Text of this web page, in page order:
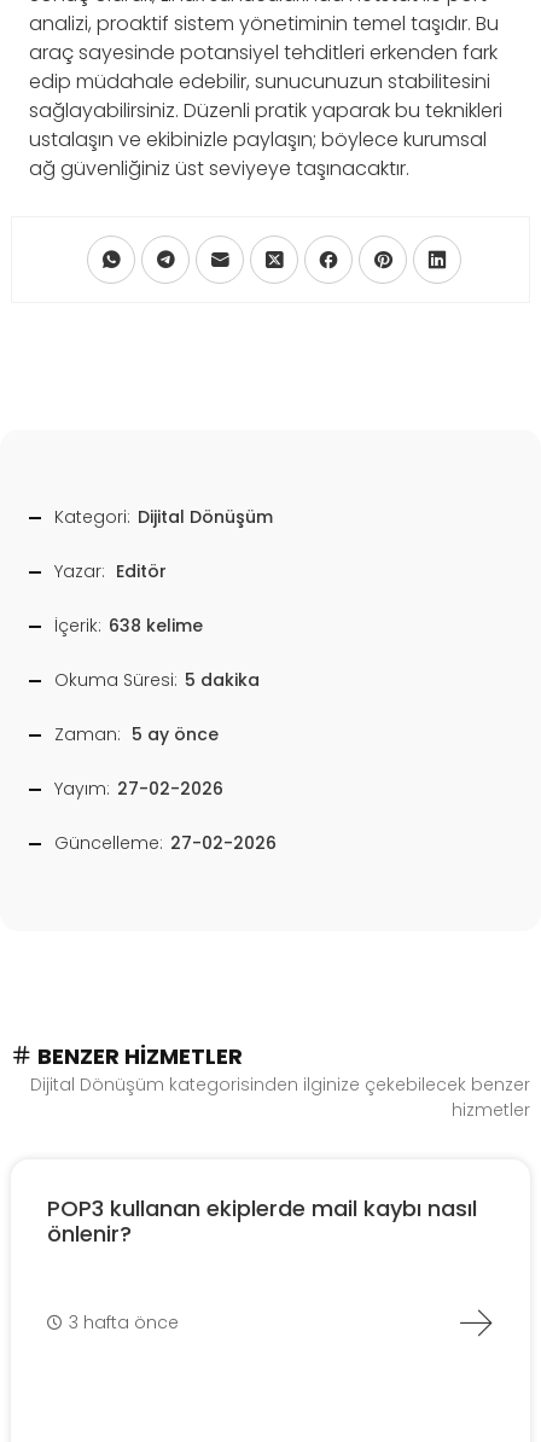
analizi, proaktif sistem yönetiminin temel taşıdır. Bu
araç sayesinde potansiyel tehditleri erkenden fark
edip müdahale edebilir, sunucunuzun stabilitesini
sağlayabilirsiniz. Düzenli pratik yaparak bu teknikleri
ustalaşın ve ekibinizle paylaşın; böylece kurumsal
ağ güvenliğiniz üst seviyeye taşınacaktır.
Kategori: Dijital Dönüşüm
Yazar: Editör
İçerik: 638 kelime
Okuma Süresi: 5 dakika
Zaman: 5 ay önce
Yayım: 27-02-2026
Güncelleme: 27-02-2026
BENZER HIZMETLER
Dijital Dönüşüm kategorisinden ilginize çekebilecek benzer
hizmetler
POP3 kullanan ekiplerde mail kaybı nasıl
önlenir?
3 hafta önce